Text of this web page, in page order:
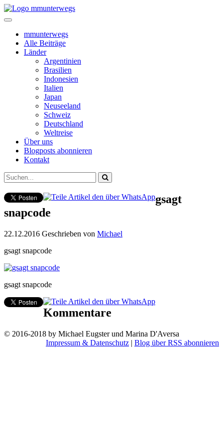
mmunterwegs
Alle Beiträge
Länder
Argentinien
Brasilien
Indonesien
Italien
Japan
Neuseeland
Schweiz
Deutschland
Weltreise
Über uns
Blogposts abonnieren
Kontakt
gsagt
snapcode
22.12.2016 Geschrieben von Michael
gsagt snapcode
gsagt snapcode
Kommentare
© 2016-2018 by Michael Eugster und Marina D'Aversa
Impressum & Datenschutz | Blog über RSS abonnieren